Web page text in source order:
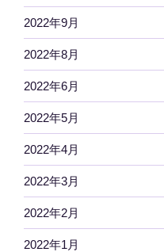
2022年9月
2022年8月
2022年6月
2022年5月
2022年4月
2022年3月
2022年2月
2022年1月